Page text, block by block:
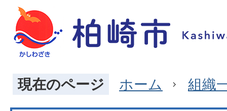
現在のページ ホーム 組織